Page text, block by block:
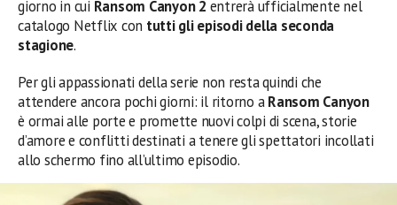
giorno in cui Ransom Canyon 2 entrerà ufficialmente nel
catalogo Netflix con tutti gli episodi della seconda
stagione.
Per gli appassionati della serie non resta quindi che
attendere ancora pochi giorni: il ritorno aRansom Canyon
è ormai alle porte e promette nuovi colpi di scena, storie
d’amore e conflitti destinati a tenere gli spettatori incollati
allo schermo fino all’ultimo episodio.